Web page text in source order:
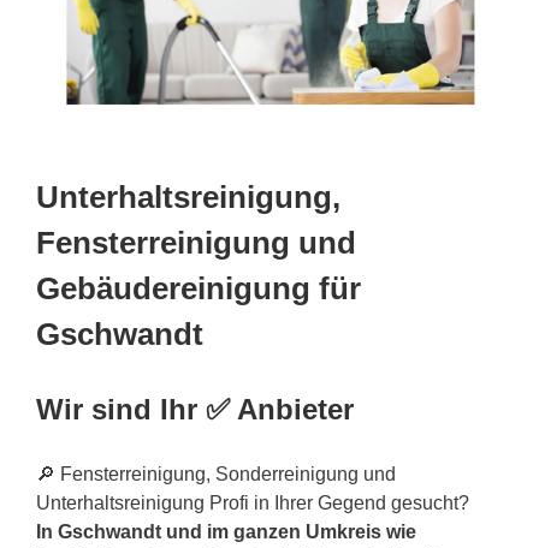
Unterhaltsreinigung,
Fensterreinigung und
Gebäudereinigung für
Gschwandt
Wir sind Ihr ✅ Anbieter
🔎 Fensterreinigung, Sonderreinigung und
Unterhaltsreinigung Profi in Ihrer Gegend gesucht?
In Gschwandt und im ganzen Umkreis wie